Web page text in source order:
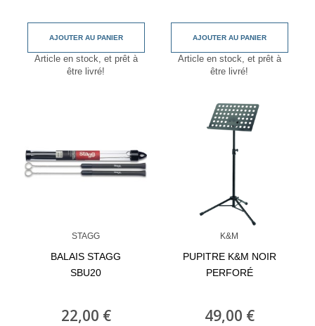
AJOUTER AU PANIER
Article en stock, et prêt à
être livré!
AJOUTER AU PANIER
Article en stock, et prêt à
être livré!
STAGG
BALAIS STAGG
SBU20
22,00 €
K&M
PUPITRE K&M NOIR
PERFORÉ
49,00 €